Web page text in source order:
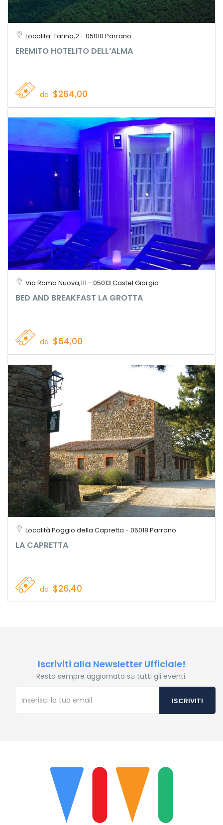
Localita' Tarina,2 - 05010 Parrano
EREMITO HOTELITO DELL’ALMA
da $264,00
Via Roma Nuova,111 - 05013 Castel Giorgio
BED AND BREAKFAST LA GROTTA
da $64,00
Località Poggio della Capretta - 05018 Parrano
LA CAPRETTA
da $26,40
Iscriviti alla Newsletter Ufficiale!
Resta sempre aggiornato su tutti gli eventi.